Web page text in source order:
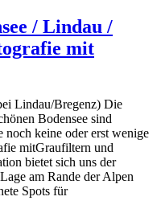
/ Lindau /
mit
Lindau/Bregenz) Die
Bodensee sind
noch keine oder erst wenige
mitGraufiltern und
bietet sich uns der
am Rande der Alpen
Spots für